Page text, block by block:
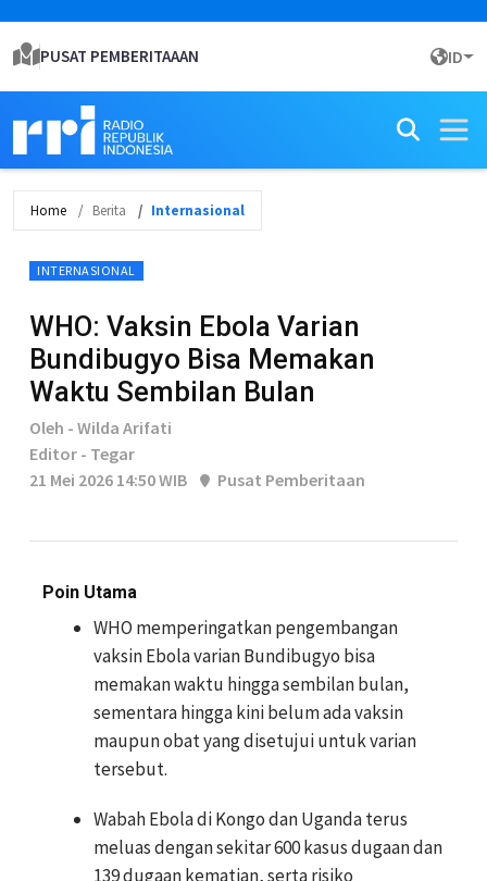
PUSAT PEMBERITAAAN ID
Home Berita Internasional
INTERNASIONAL
WHO: Vaksin Ebola Varian
Bundibugyo Bisa Memakan
Waktu Sembilan Bulan
Oleh - Wilda Arifati
Editor - Tegar
21 Mei 2026 14:50 WIB
Pusat Pemberitaan
Poin Utama
WHO memperingatkan pengembangan
vaksin Ebola varian Bundibugyo bisa
memakan waktu hingga sembilan bulan,
sementara hingga kini belum ada vaksin
maupun obat yang disetujui untuk varian
tersebut.
Wabah Ebola di Kongo dan Uganda terus
meluas dengan sekitar 600 kasus dugaan dan
139 dugaan kematian, serta risiko